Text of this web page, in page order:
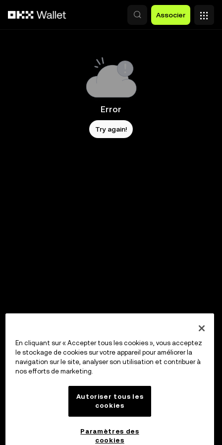
Associer
Error
Try again!
En cliquant sur « Accepter tous les cookies », vous acceptez
le stockage de cookies sur votre appareil pour améliorer la
navigation sur le site, analyser son utilisation et contribuer à
nos efforts de marketing.
Autoriser tous les
cookies
Paramètres des
cookies